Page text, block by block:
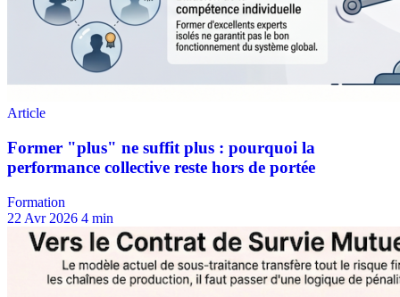
Formation
22 Avr 2026 4 min